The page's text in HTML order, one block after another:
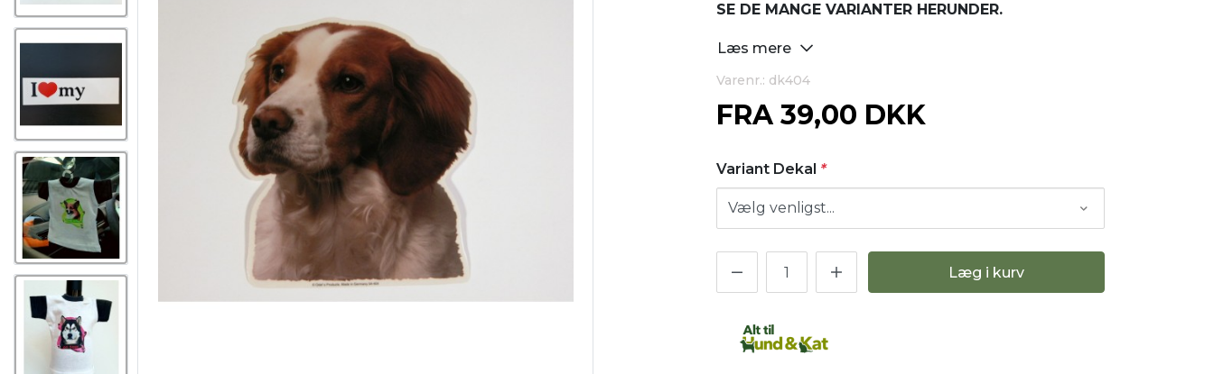
SE DE MANGE VARIANTER HERUNDER.
Læs mere
Varenr.: dk404
FRA 39,00 DKK
Variant Dekal *
Læg i kurv